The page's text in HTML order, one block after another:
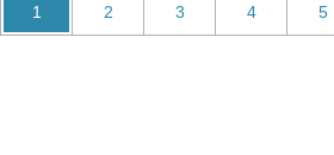
1 2 3 4 5